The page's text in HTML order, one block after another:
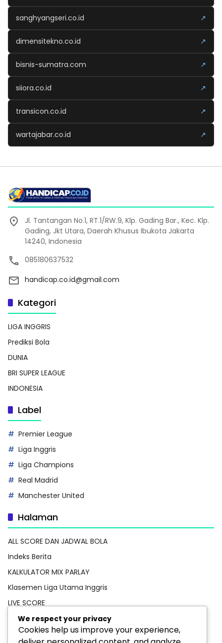
sanghyangseri.co.id ↗
dimensitekno.co.id ↗
bisnis-sumatra.com ↗
siiora.co.id ↗
transicon.co.id ↗
wartajabar.co.id ↗
Jl. Tantangan No.1, RT.1/RW.9, Klp. Gading Bar., Kec. Klp.
Gading, Jkt Utara, Daerah Khusus Ibukota Jakarta
14240, Indonesia
085180637532
handicap.co.id@gmail.com
Kategori
LIGA INGGRIS
Prediksi Bola
DUNIA
BRI SUPER LEAGUE
INDONESIA
Label
Premier League
Liga Inggris
Liga Champions
Real Madrid
Manchester United
Halaman
ALL SCORE DAN JADWAL BOLA
Indeks Berita
KALKULATOR MIX PARLAY
Klasemen Liga Utama Inggris
LIVE SCORE
Pedoman Media Siber
PREDIKSI BOLA
We respect your privacy
Cookies help us improve your experience,